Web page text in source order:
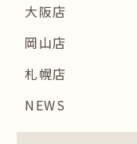
大阪店
岡山店
札幌店
NEWS